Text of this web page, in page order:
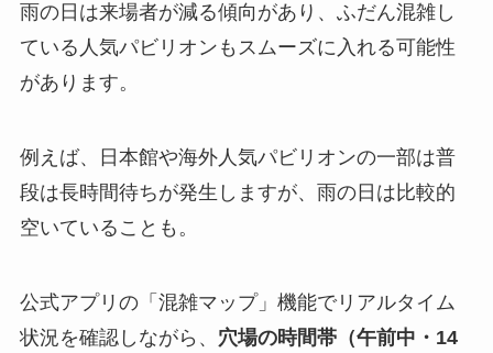
雨の日は来場者が減る傾向があり、ふだん混雑し
ている人気パビリオンもスムーズに入れる可能性
があります。
例えば、日本館や海外人気パビリオンの一部は普
段は長時間待ちが発生しますが、雨の日は比較的
空いていることも。
公式アプリの「混雑マップ」機能でリアルタイム
状況を確認しながら、 穴場の時間帯（午前中・14